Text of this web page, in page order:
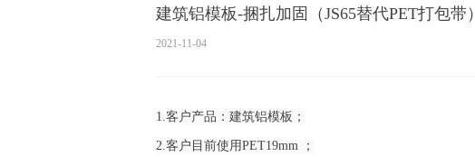
建筑铝模板-捆扎加固（JS65替代PET打包带）
2021-11-04
1.客户产品：建筑铝模板；
2.客户目前使用PET19mm ；